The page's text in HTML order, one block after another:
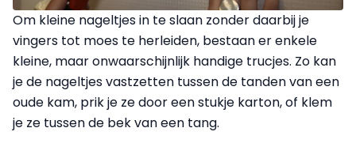
Om kleine nageltjes in te slaan zonder daarbij je
vingers tot moes te herleiden, bestaan er enkele
kleine, maar onwaarschijnlijk handige trucjes. Zo kan
je de nageltjes vastzetten tussen de tanden van een
oude kam, prik je ze door een stukje karton, of klem
je ze tussen de bek van een tang.